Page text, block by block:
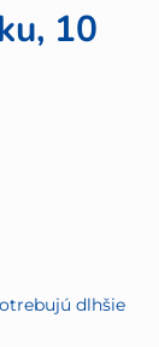
10
dlhšie